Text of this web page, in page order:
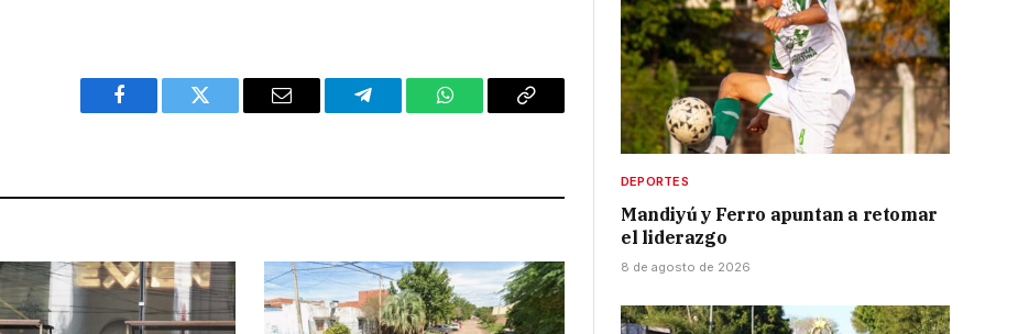
Facebook Twitter Email Telegram WhatsAppCopy
DEPORTES
Mandiyú y Ferro apuntan a retomar
el liderazgo
8 de agosto de 2026